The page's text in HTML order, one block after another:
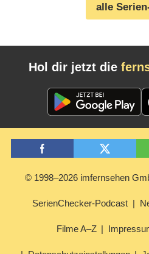
alle
Hol dir jetzt die
© 1998–2026 imfernsehen
SerienChecker-Podcast
Filme A–Z